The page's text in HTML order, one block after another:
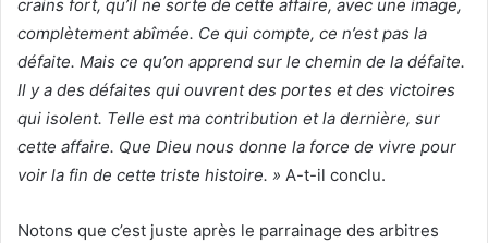
crains fort, qu’il ne sorte de cette affaire, avec une image,
complètement abîmée. Ce qui compte, ce n’est pas la
défaite. Mais ce qu’on apprend sur le chemin de la défaite.
Il y a des défaites qui ouvrent des portes et des victoires
qui isolent. Telle est ma contribution et la dernière, sur
cette affaire. Que Dieu nous donne la force de vivre pour
voir la fin de cette triste histoire. » A-t-il conclu.
Notons que c’est juste après le parrainage des arbitres